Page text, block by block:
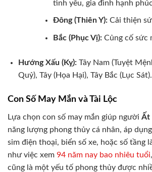
tình yêu, gia đình hạnh
Đông (Thiên Y):Cải thiện
Bắc (Phục Vị):Củng cố sức
Hướng Xấu (Kỵ):Tây Nam (Tuyệt
Quỷ), Tây (Họa Hại), Tây Bắc (Lục Sát).
Con Số May Mắn và Tài Lộc
Lựa chọn con số may mắn giúp người Ất
năng lượng phong thủy cá nhân, áp
sim điện thoại, biển số xe, hoặc số tầng
như việc xem 94 năm nay bao nhiêu tuổi
cũng là một yếu tố phong thủy được